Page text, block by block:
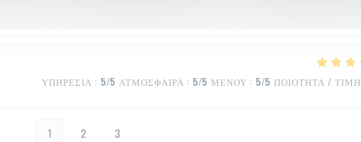
ΥΠΗΡΕΣΊΑ : 5/5 ΑΤΜΌΣΦΑΙΡΑ : 5/5 ΜΕΝΟΎ : 5/5 ΠΟΙΌΤΗΤΑ / ΤΙΜΉ
1 2 3